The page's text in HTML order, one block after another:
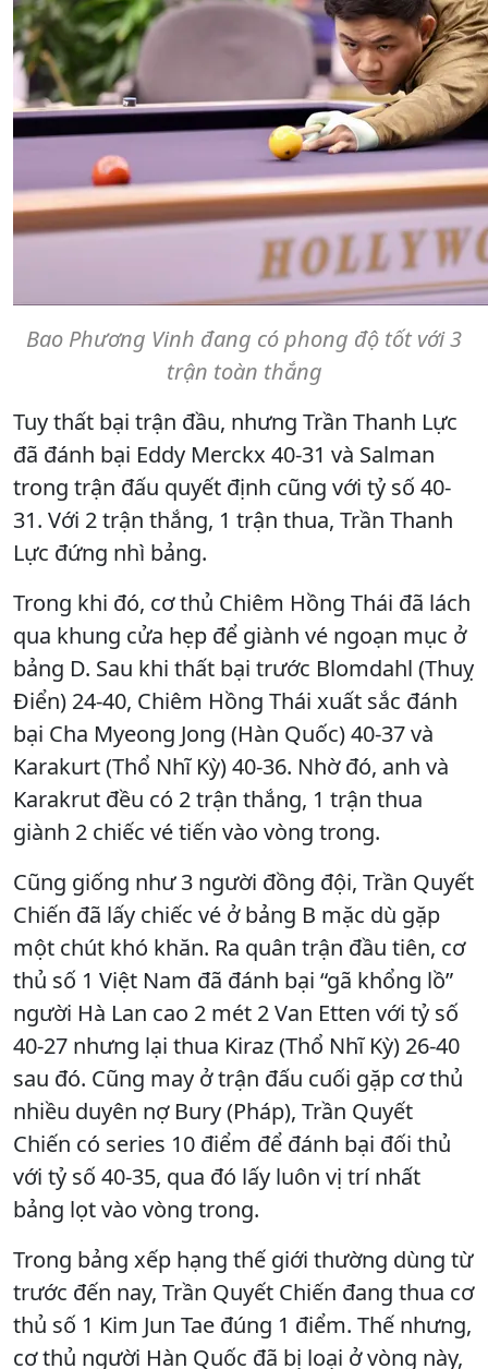
Bao Phương Vinh đang có phong độ tốt với 3
trận toàn thắng
Tuy thất bại trận đầu, nhưng Trần Thanh Lực
đã đánh bại Eddy Merckx 40-31 và Salman
trong trận đấu quyết định cũng với tỷ số 40-
31. Với 2 trận thắng, 1 trận thua, Trần Thanh
Lực đứng nhì bảng.
Trong khi đó, cơ thủ Chiêm Hồng Thái đã lách
qua khung cửa hẹp để giành vé ngoạn mục ở
bảng D. Sau khi thất bại trước Blomdahl (Thuỵ
Điển) 24-40, Chiêm Hồng Thái xuất sắc đánh
bại Cha Myeong Jong (Hàn Quốc) 40-37 và
Karakurt (Thổ Nhĩ Kỳ) 40-36. Nhờ đó, anh và
Karakrut đều có 2 trận thắng, 1 trận thua
giành 2 chiếc vé tiến vào vòng trong.
Cũng giống như 3 người đồng đội, Trần Quyết
Chiến đã lấy chiếc vé ở bảng B mặc dù gặp
một chút khó khăn. Ra quân trận đầu tiên, cơ
thủ số 1 Việt Nam đã đánh bại “gã khổng lồ”
người Hà Lan cao 2 mét 2 Van Etten với tỷ số
40-27 nhưng lại thua Kiraz (Thổ Nhĩ Kỳ) 26-40
sau đó. Cũng may ở trận đấu cuối gặp cơ thủ
nhiều duyên nợ Bury (Pháp), Trần Quyết
Chiến có series 10 điểm để đánh bại đối thủ
với tỷ số 40-35, qua đó lấy luôn vị trí nhất
bảng lọt vào vòng trong.
Trong bảng xếp hạng thế giới thường dùng từ
trước đến nay, Trần Quyết Chiến đang thua cơ
thủ số 1 Kim Jun Tae đúng 1 điểm. Thế nhưng,
cơ thủ người Hàn Quốc đã bị loại ở vòng này,